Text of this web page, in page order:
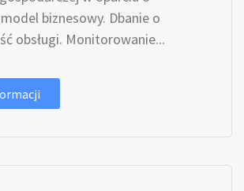
biznesowy. Dbanie o
obsługi. Monitorowanie...